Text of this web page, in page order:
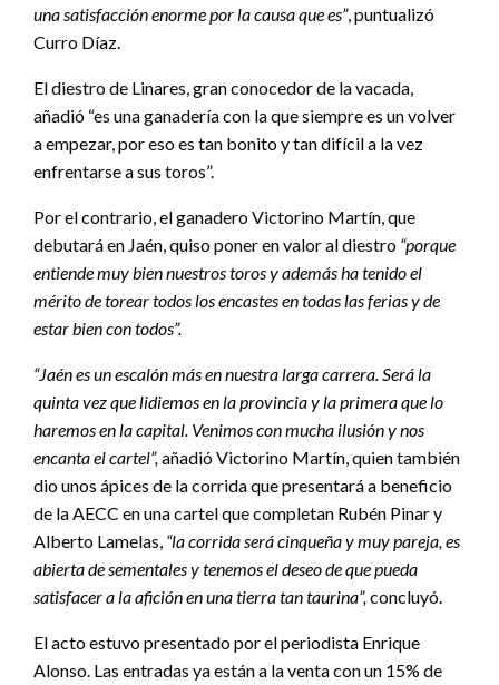
una satisfacción enorme por la causa que es”, puntualizó
Curro Díaz.
El diestro de Linares, gran conocedor de la vacada,
añadió “es una ganadería con la que siempre es un volver
a empezar, por eso es tan bonito y tan difícil a la vez
enfrentarse a sus toros”.
Por el contrario, el ganadero Victorino Martín, que
debutará en Jaén, quiso poner en valor al diestro “porque
entiende muy bien nuestros toros y además ha tenido el
mérito de torear todos los encastes en todas las ferias y de
estar bien con todos”.
“Jaén es un escalón más en nuestra larga carrera. Será la
quinta vez que lidiemos en la provincia y la primera que lo
haremos en la capital. Venimos con mucha ilusión y nos
encanta el cartel”,añadió Victorino Martín, quien también
dio unos ápices de la corrida que presentará a beneficio
de la AECC en una cartel que completan Rubén Pinar y
Alberto Lamelas, “la corrida será cinqueña y muy pareja, es
abierta de sementales y tenemos el deseo de que pueda
satisfacer a la afición en una tierra tan taurina”,concluyó.
El acto estuvo presentado por el periodista Enrique
Alonso. Las entradas ya están a la venta con un 15% de